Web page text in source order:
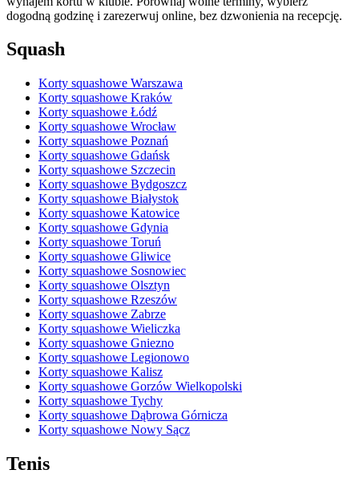
dogodną godzinę i zarezerwuj online, bez dzwonienia na recepcję.
Squash
Korty squashowe Warszawa
Korty squashowe Kraków
Korty squashowe Łódź
Korty squashowe Wrocław
Korty squashowe Poznań
Korty squashowe Gdańsk
Korty squashowe Szczecin
Korty squashowe Bydgoszcz
Korty squashowe Białystok
Korty squashowe Katowice
Korty squashowe Gdynia
Korty squashowe Toruń
Korty squashowe Gliwice
Korty squashowe Sosnowiec
Korty squashowe Olsztyn
Korty squashowe Rzeszów
Korty squashowe Zabrze
Korty squashowe Wieliczka
Korty squashowe Gniezno
Korty squashowe Legionowo
Korty squashowe Kalisz
Korty squashowe Gorzów Wielkopolski
Korty squashowe Tychy
Korty squashowe Dąbrowa Górnicza
Korty squashowe Nowy Sącz
Tenis